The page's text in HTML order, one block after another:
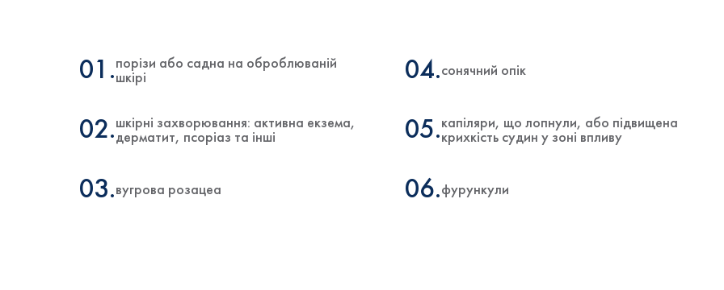
01.порізи або садна на оброблюваній
шкірі
02.шкірні захворювання: активна екзема,
дерматит, псоріаз та інші
03.вугрова розацеа
04.сонячний опік
05.капіляри, що лопнули, або підвищена
крихкість судин у зоні впливу
06.фурункули